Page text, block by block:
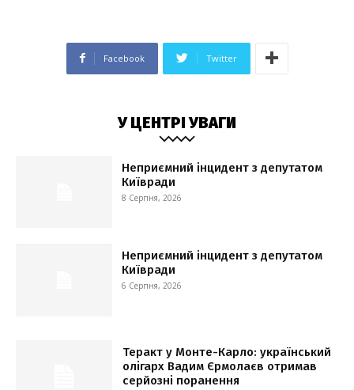
Facebook Twitter
У ЦЕНТРІ УВАГИ
Неприємний інцидент з депутатом
Київради
8 Серпня, 2026
Неприємний інцидент з депутатом
Київради
6 Серпня, 2026
Теракт у Монте-Карло: український
олігарх Вадим Єрмолаєв отримав
серйозні поранення